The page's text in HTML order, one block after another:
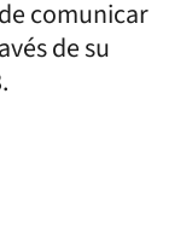
comunicar
de su